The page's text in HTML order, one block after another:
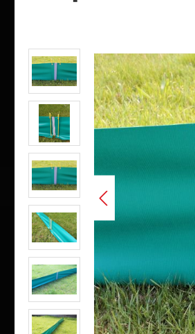
Bildergalerie überspringen